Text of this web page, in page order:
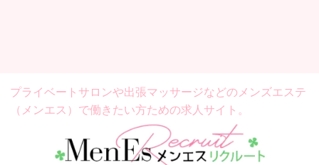
プライベートサロンや出張マッサージなどの メンズエステ
（メンエス）で働きたい方ための求人サイト。